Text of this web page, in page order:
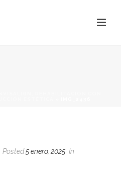
Posted5 enero, 2025 In